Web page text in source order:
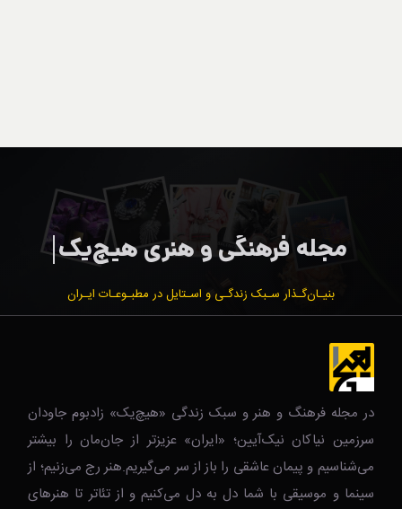
بنیـان‌گـذار سـبک زندگـی و اسـتایل در مطبـوعـات ایـران
در مجله فرهنگ و هنر و سبک زندگی‌ «هیچ‌یک» زادبوم جاودان
سرزمین نیاکان نیک‌‌‌آیین؛ «ایران» عزیزتر از جان‌مان را بیشتر
می‌شناسیم و پیمان عاشقی را باز از سر می‌گیریم.هنر رج می‌زنیم؛ از
سینما و موسیقی با شما دل به دل می‌کنیم و از تئاتر تا هنرهای